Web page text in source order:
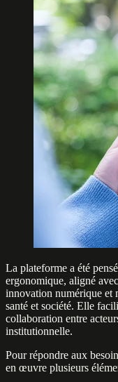
La plateforme a été
ergonomique, aligné
innovation numérique et
santé et société. Elle
collaboration entre
institutionnelle.
Pour répondre aux
en œuvre plusieurs